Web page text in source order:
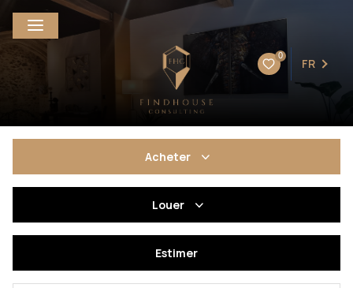
0
FR
Acheter
De l'immo pro
Louer
En saisonnier
Estimer